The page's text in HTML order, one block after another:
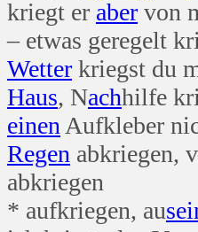
kriegt er aber von
– etwas geregelt
Wetter kriegst du
Haus, Nachhilfe
einen Aufkleber
Regen abkriegen,
abkriegen
* aufkriegen, au